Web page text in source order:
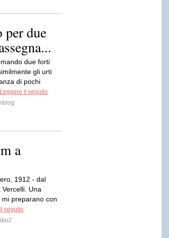
per due
due forti
gli urti
di pochi
Leggere il seguito
a
1912 - dal
Una
preparano con
seguito